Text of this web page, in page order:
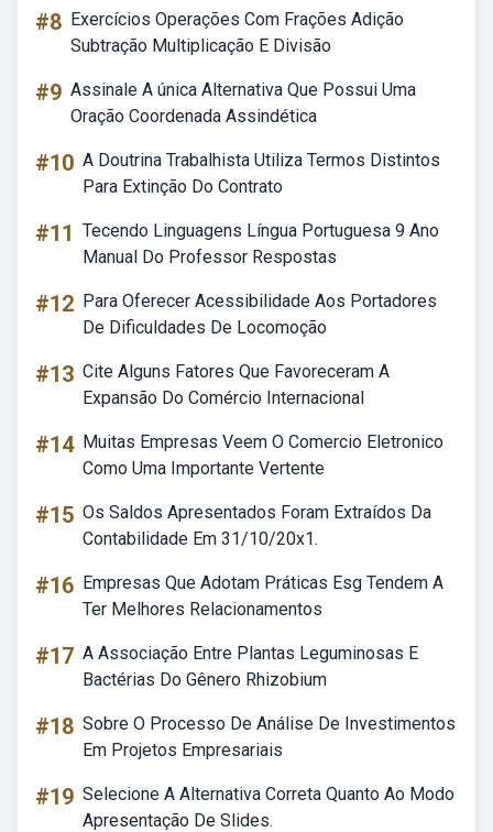
#8 Exercícios Operações Com Frações Adição
Subtração Multiplicação E Divisão
#9 Assinale A única Alternativa Que Possui Uma
Oração Coordenada Assindética
#10 A Doutrina Trabalhista Utiliza Termos Distintos
Para Extinção Do Contrato
#11 Tecendo Linguagens Língua Portuguesa 9 Ano
Manual Do Professor Respostas
#12 Para Oferecer Acessibilidade Aos Portadores
De Dificuldades De Locomoção
#13 Cite Alguns Fatores Que Favoreceram A
Expansão Do Comércio Internacional
#14 Muitas Empresas Veem O Comercio Eletronico
Como Uma Importante Vertente
#15 Os Saldos Apresentados Foram Extraídos Da
Contabilidade Em 31/10/20x1.
#16 Empresas Que Adotam Práticas Esg Tendem A
Ter Melhores Relacionamentos
#17 A Associação Entre Plantas Leguminosas E
Bactérias Do Gênero Rhizobium
#18 Sobre O Processo De Análise De Investimentos
Em Projetos Empresariais
#19 Selecione A Alternativa Correta Quanto Ao Modo
Apresentação De Slides.